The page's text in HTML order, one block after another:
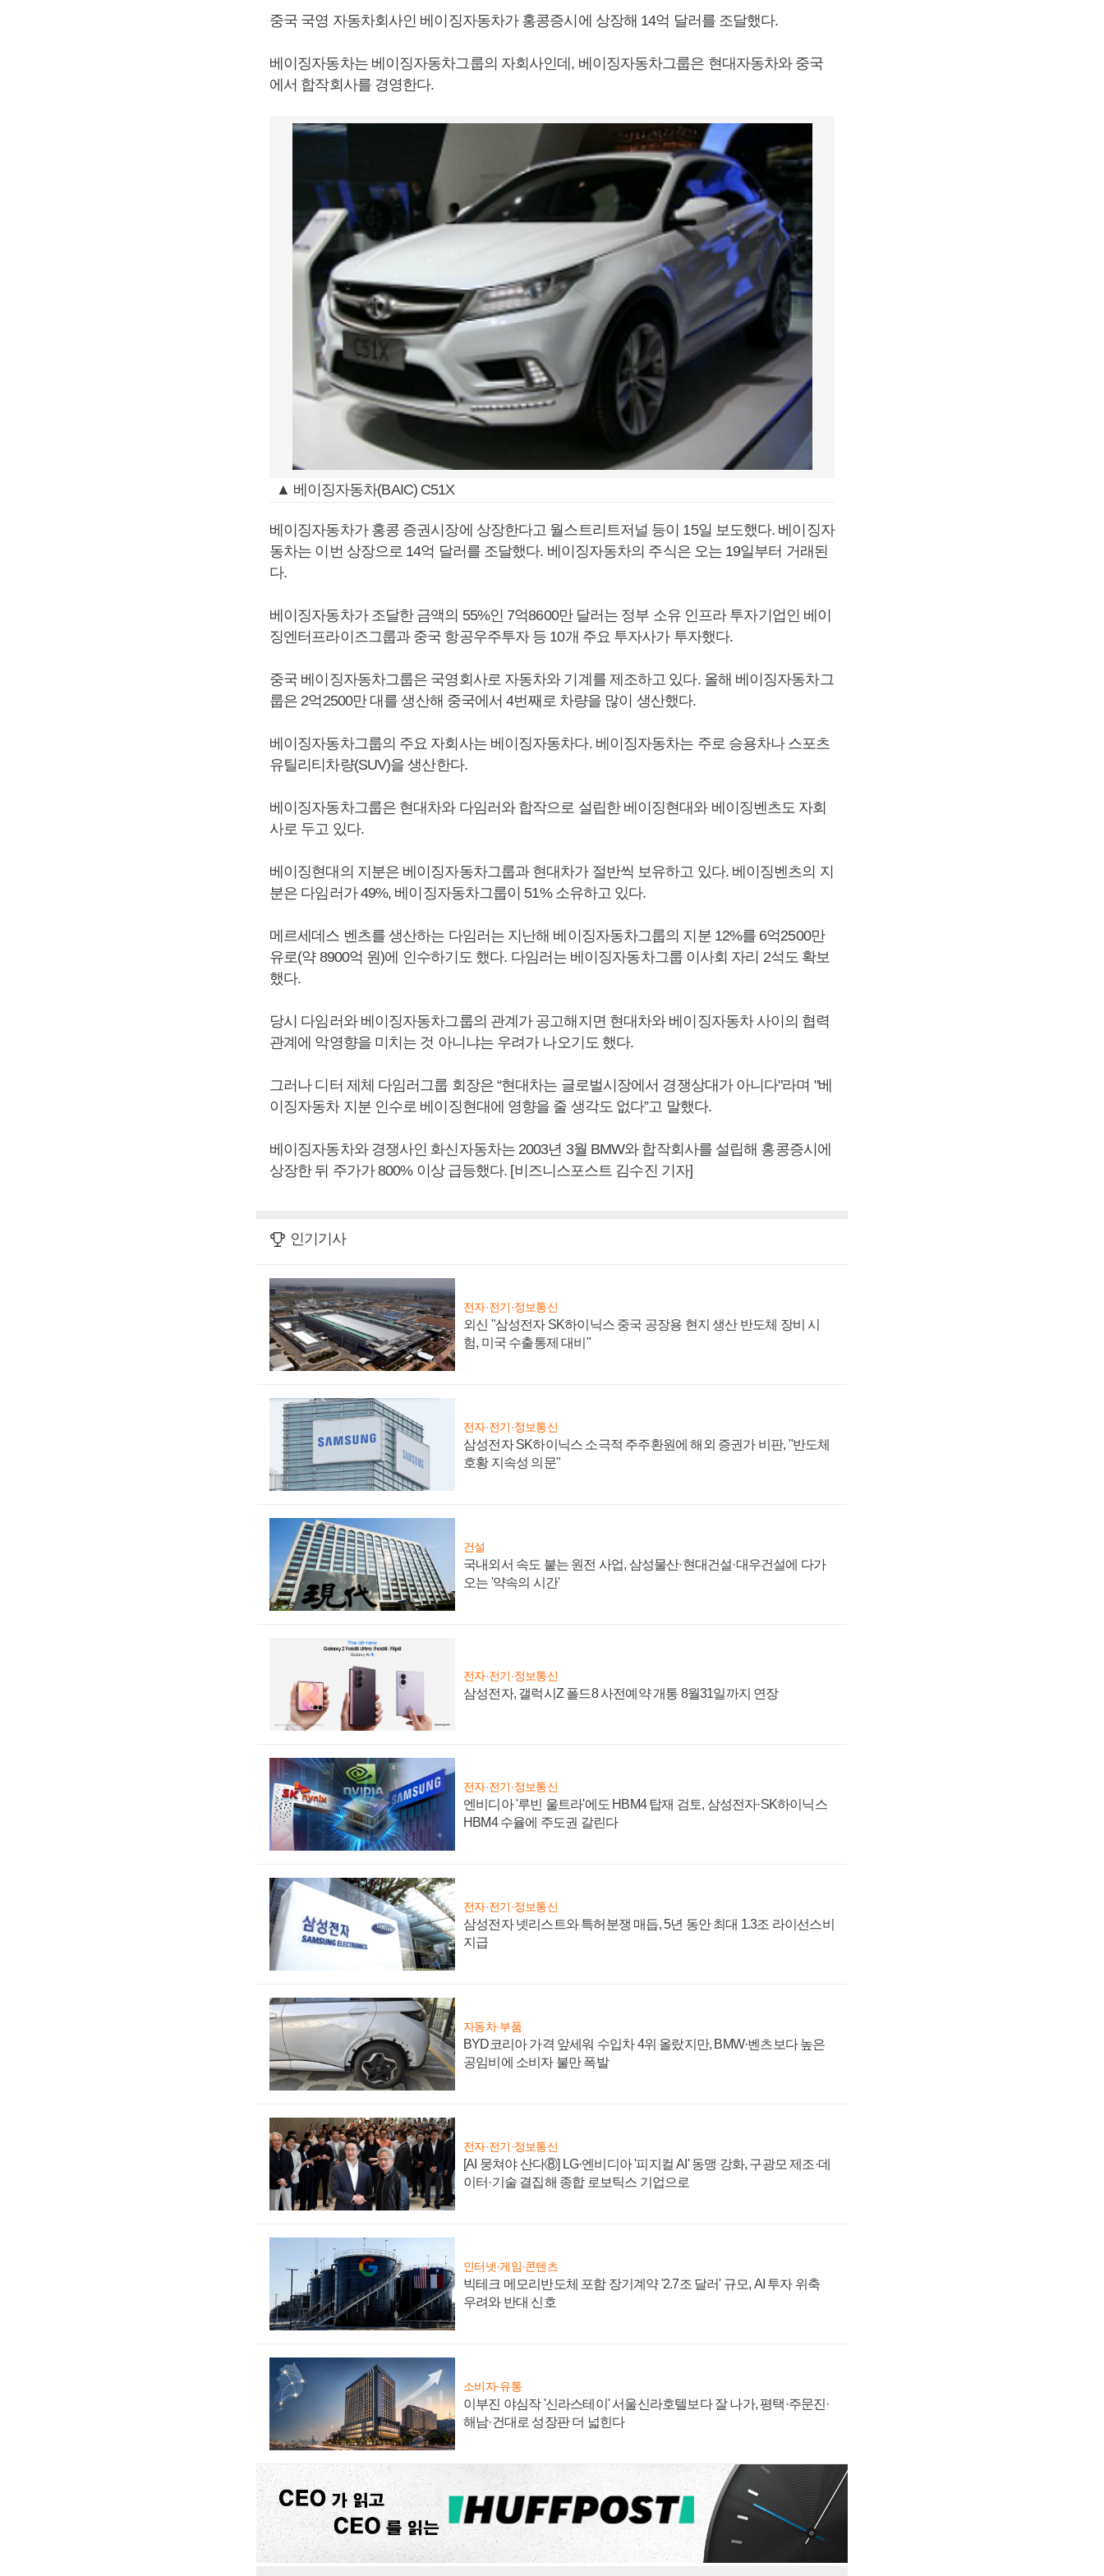
중국 국영 자동차회사인 베이징자동차가 홍콩증시에 상장해 14억 달러를 조달했다.
베이징자동차는 베이징자동차그룹의 자회사인데, 베이징자동차그룹은 현대자동차와 중국
에서 합작회사를 경영한다.
▲ 베이징자동차(BAIC) C51X
베이징자동차가 홍콩 증권시장에 상장한다고 월스트리트저널 등이 15일 보도했다. 베이징자
동차는 이번 상장으로 14억 달러를 조달했다. 베이징자동차의 주식은 오는 19일부터 거래된
다.
베이징자동차가 조달한 금액의 55%인 7억8600만 달러는 정부 소유 인프라 투자기업인 베이
징엔터프라이즈그룹과 중국 항공우주투자 등 10개 주요 투자사가 투자했다.
중국 베이징자동차그룹은 국영회사로 자동차와 기계를 제조하고 있다. 올해 베이징자동차그
룹은 2억2500만 대를 생산해 중국에서 4번째로 차량을 많이 생산했다.
베이징자동차그룹의 주요 자회사는 베이징자동차다. 베이징자동차는 주로 승용차나 스포츠
유틸리티차량(SUV)을 생산한다.
베이징자동차그룹은 현대차와 다임러와 합작으로 설립한 베이징현대와 베이징벤츠도 자회
사로 두고 있다.
베이징현대의 지분은 베이징자동차그룹과 현대차가 절반씩 보유하고 있다. 베이징벤츠의 지
분은 다임러가 49%, 베이징자동차그룹이 51% 소유하고 있다.
메르세데스 벤츠를 생산하는 다임러는 지난해 베이징자동차그룹의 지분 12%를 6억2500만
유로(약 8900억 원)에 인수하기도 했다. 다임러는 베이징자동차그룹 이사회 자리 2석도 확보
했다.
당시 다임러와 베이징자동차그룹의 관계가 공고해지면 현대차와 베이징자동차 사이의 협력
관계에 악영향을 미치는 것 아니냐는 우려가 나오기도 했다.
그러나 디터 제체 다임러그룹 회장은 “현대차는 글로벌시장에서 경쟁상대가 아니다"라며 "베
이징자동차 지분 인수로 베이징현대에 영향을 줄 생각도 없다”고 말했다.
베이징자동차와 경쟁사인 화신자동차는 2003년 3월 BMW와 합작회사를 설립해 홍콩증시에
상장한 뒤 주가가 800% 이상 급등했다. [비즈니스포스트 김수진 기자]
인기기사
전자·전기·정보통신
외신 "삼성전자 SK하이닉스 중국 공장용 현지 생산 반도체 장비 시
험, 미국 수출통제 대비"
전자·전기·정보통신
삼성전자 SK하이닉스 소극적 주주환원에 해외 증권가 비판, "반도체
호황 지속성 의문"
건설
국내외서 속도 붙는 원전 사업, 삼성물산·현대건설·대우건설에 다가
오는 '약속의 시간'
전자·전기·정보통신
삼성전자, 갤럭시Z 폴드8 사전예약 개통 8월31일까지 연장
전자·전기·정보통신
엔비디아 '루빈 울트라'에도 HBM4 탑재 검토, 삼성전자·SK하이닉스
HBM4 수율에 주도권 갈린다
전자·전기·정보통신
삼성전자 넷리스트와 특허분쟁 매듭, 5년 동안 최대 1.3조 라이선스비
지급
자동차·부품
BYD코리아 가격 앞세워 수입차 4위 올랐지만, BMW·벤츠보다 높은
공임비에 소비자 불만 폭발
전자·전기·정보통신
[AI 뭉쳐야 산다⑧] LG·엔비디아 '피지컬 AI' 동맹 강화, 구광모 제조·데
이터·기술 결집해 종합 로보틱스 기업으로
인터넷·게임·콘텐츠
빅테크 메모리반도체 포함 장기계약 '2.7조 달러' 규모, AI 투자 위축
우려와 반대 신호
소비자·유통
이부진 야심작 '신라스테이' 서울신라호텔보다 잘 나가, 평택·주문진·
해남·건대로 성장판 더 넓힌다